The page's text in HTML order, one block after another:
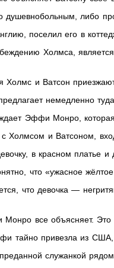
душевнобольным, либо
поселил его в
Холмса,
Холмс и Ватсон
немедленно
Эффи Монро,
Холмсом и Ватсоном,
в красном платье и
что «ужасное
что девочка —
все объясняет. Это
тайно привезла из
служанкой